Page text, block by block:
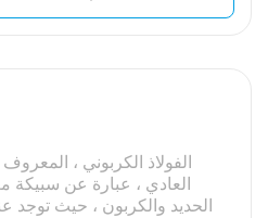
الفولاذ الكربوني ،
العادي ، عبارة عن سبيكة
الحديد والكربون ، حيث